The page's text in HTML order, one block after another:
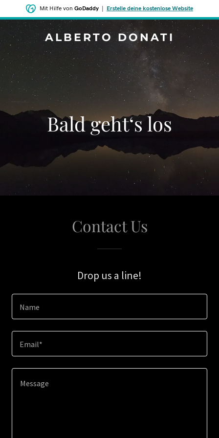
Mit Hilfe von GoDaddy Erstelle deine kostenlose Website
ALBERTO DONATI
Bald geht‘s los
Contact Us
Drop us a line!
Name
Email*